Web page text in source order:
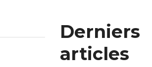
Derniers
articles